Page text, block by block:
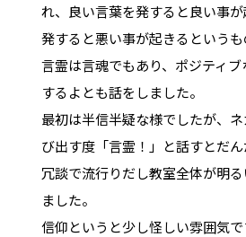
れ、良い言葉を発すると良い事
発すると悪い事が起きるというも
言霊は言魂でもあり、ポジティブ
するよとも話をしました。
最初は半信半疑な様でしたが、
び出す度「言霊！」と話すとだ
冗談で流行りだし教室全体が明
ました。
信仰というと少し怪しい雰囲気